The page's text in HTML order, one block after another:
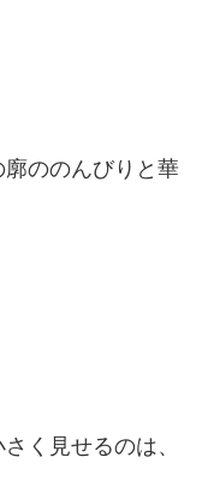
ののんびりと華
く見せるのは、